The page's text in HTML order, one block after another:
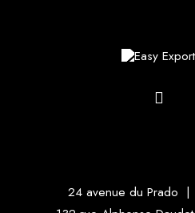
24 avenue du Prado |